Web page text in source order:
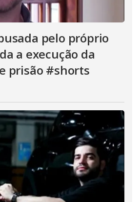
pelo próprio
a execução da
prisão #shorts